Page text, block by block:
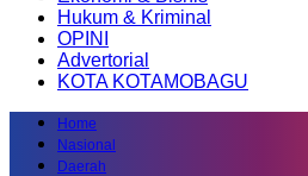
Hukum & Kriminal
OPINI
Advertorial
KOTA KOTAMOBAGU
Home
Nasional
Daerah